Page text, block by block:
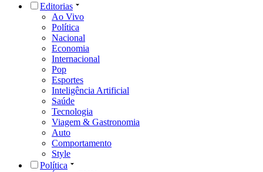
Editorias
Ao Vivo
Política
Nacional
Economia
Internacional
Pop
Esportes
Inteligência Artificial
Saúde
Tecnologia
Viagem & Gastronomia
Auto
Comportamento
Style
Política